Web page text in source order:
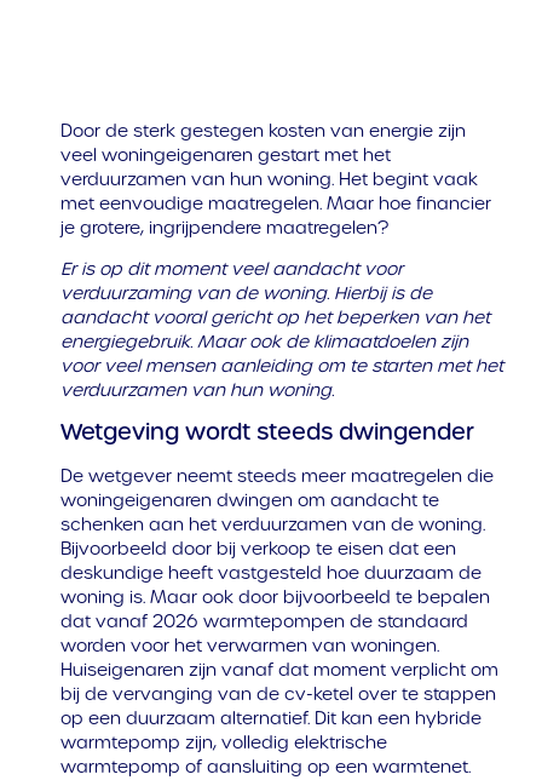
Door de sterk gestegen kosten van energie zijn
veel woningeigenaren gestart met het
verduurzamen van hun woning. Het begint vaak
met eenvoudige maatregelen. Maar hoe financier
je grotere, ingrijpendere maatregelen?
Er is op dit moment veel aandacht voor
verduurzaming van de woning. Hierbij is de
aandacht vooral gericht op het beperken van het
energiegebruik. Maar ook de klimaatdoelen zijn
voor veel mensen aanleiding om te starten met het
verduurzamen van hun woning.
Wetgeving wordt steeds dwingender
De wetgever neemt steeds meer maatregelen die
woningeigenaren dwingen om aandacht te
schenken aan het verduurzamen van de woning.
Bijvoorbeeld door bij verkoop te eisen dat een
deskundige heeft vastgesteld hoe duurzaam de
woning is. Maar ook door bijvoorbeeld te bepalen
dat vanaf 2026 warmtepompen de standaard
worden voor het verwarmen van woningen.
Huiseigenaren zijn vanaf dat moment verplicht om
bij de vervanging van de cv-ketel over te stappen
op een duurzaam alternatief. Dit kan een hybride
warmtepomp zijn, volledig elektrische
warmtepomp of aansluiting op een warmtenet.